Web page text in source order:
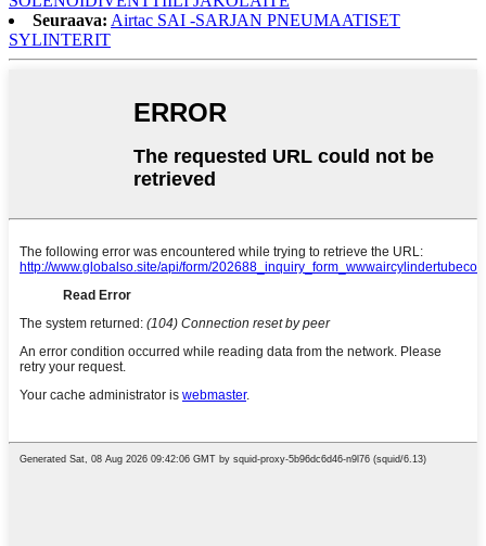
Seuraava: Airtac SAI -SARJAN PNEUMAATISET
SYLINTERIT